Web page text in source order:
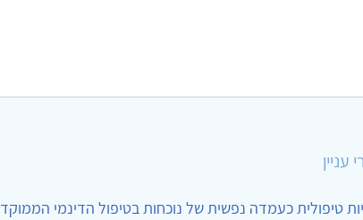
עניין
טיפולית כעמדה נפשית של נוכחות בטיפול הדינמי הממוקד